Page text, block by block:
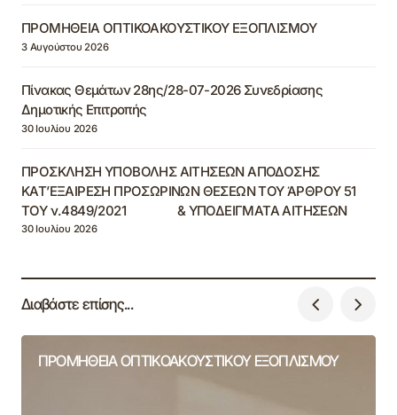
ΠΡΟΜΗΘΕΙΑ ΟΠΤΙΚΟΑΚΟΥΣΤΙΚΟΥ ΕΞΟΠΛΙΣΜΟΥ
3 Αυγούστου 2026
Πίνακας Θεμάτων 28ης/28-07-2026 Συνεδρίασης
Δημοτικής Επιτροπής
30 Ιουλίου 2026
ΠΡΟΣΚΛΗΣΗ ΥΠΟΒΟΛΗΣ ΑΙΤΗΣΕΩΝ ΑΠΟΔΟΣΗΣ
ΚΑΤ’ΕΞΑΙΡΕΣΗ ΠΡΟΣΩΡΙΝΩΝ ΘΕΣΕΩΝ ΤΟΥ ΆΡΘΡΟΥ 51
ΤΟΥ ν.4849/2021 & ΥΠΟΔΕΙΓΜΑΤΑ ΑΙΤΗΣΕΩΝ
30 Ιουλίου 2026
Διαβάστε επίσης...
ΠΡΟΜΗΘΕΙΑ ΟΠΤΙΚΟΑΚΟΥΣΤΙΚΟΥ ΕΞΟΠΛΙΣΜΟΥ